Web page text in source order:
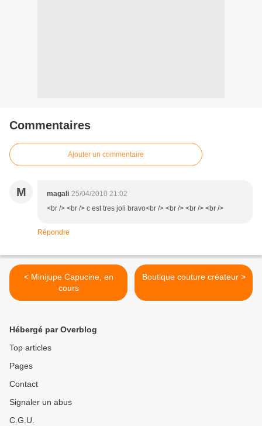
Commentaires
Ajouter un commentaire
M magali 25/04/2010 21:02
<br /> <br /> c est tres joli bravo<br /> <br /> <br /> <br />
Répondre
< Minijupe Capucine, en
cours
Boutique couture créateur >
Hébergé par Overblog
Top articles
Pages
Contact
Signaler un abus
C.G.U.